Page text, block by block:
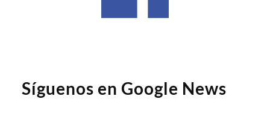
Síguenos en Google News